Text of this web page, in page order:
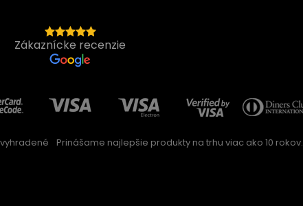
Zákaznícke recenzie
Prinášame najlepšie produkty na trhu viac ako 10 rokov.